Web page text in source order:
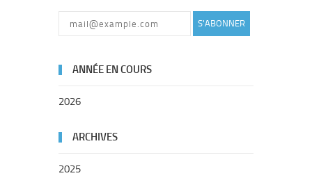
S'ABONNER
ANNÉE EN COURS
2026
ARCHIVES
2025